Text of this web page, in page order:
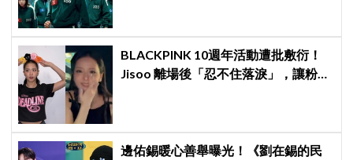
BLACKPINK 10週年活動遭批敷衍！
Jisoo 離場後「忍不住落淚」，讓粉絲
邊佑錫暖心善舉曝光！《劉在錫的民